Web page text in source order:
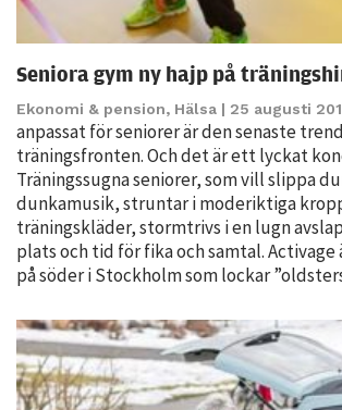
Seniora gym ny hajp på
Ekonomi & pension, Hälsa | 25 augusti
anpassat för seniorer är den senaste
träningsfronten. Och det är ett lyckat
Träningssugna seniorer, som vill slippa
dunkamusik, struntar i moderiktiga
träningskläder, stormtrivs i en lugn
plats och tid för fika och samtal.
på söder i Stockholm som lockar
Dessa
går
välja
behövs
att
taget